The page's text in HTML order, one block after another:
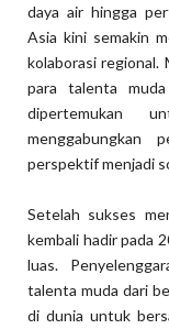
daya air hingga
Asia kini semakin
kolaborasi regional.
para talenta
dipertemukan
menggabungkan
perspektif menjadi
Setelah sukses
kembali hadir pada
luas.
talenta muda dari
di dunia untuk